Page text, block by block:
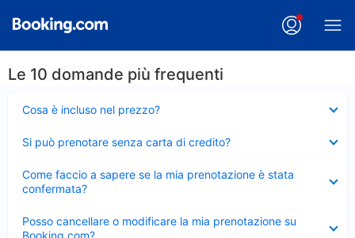
Le 10 domande più frequenti
Cosa è incluso nel prezzo?
chiuso
Si può prenotare senza carta di credito?
chiuso
Come faccio a sapere se la mia prenotazione è stata
confermata?
chiuso
Posso cancellare o modificare la mia prenotazione su
Booking.com?
chiuso